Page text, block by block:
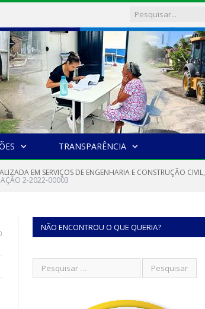
TRANSPARÊNCIA
EM SERVIÇOS DE ENGENHARIA E CONSTRUÇÃO CIVIL,
2-2022-00003
NÃO ENCONTROU O QUE QUERIA?